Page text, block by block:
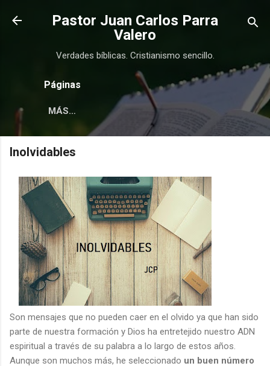
Ir al contenido principal
Pastor Juan Carlos Parra
Valero
Verdades bíblicas. Cristianismo sencillo.
Páginas
MÁS…
Inolvidables
Son mensajes que no pueden caer en el olvido ya que han sido
parte de nuestra formación y Dios ha entretejido nuestro ADN
espiritual a través de su palabra a lo largo de estos años.
Aunque son muchos más, he seleccionado un buen número
COMPRAR